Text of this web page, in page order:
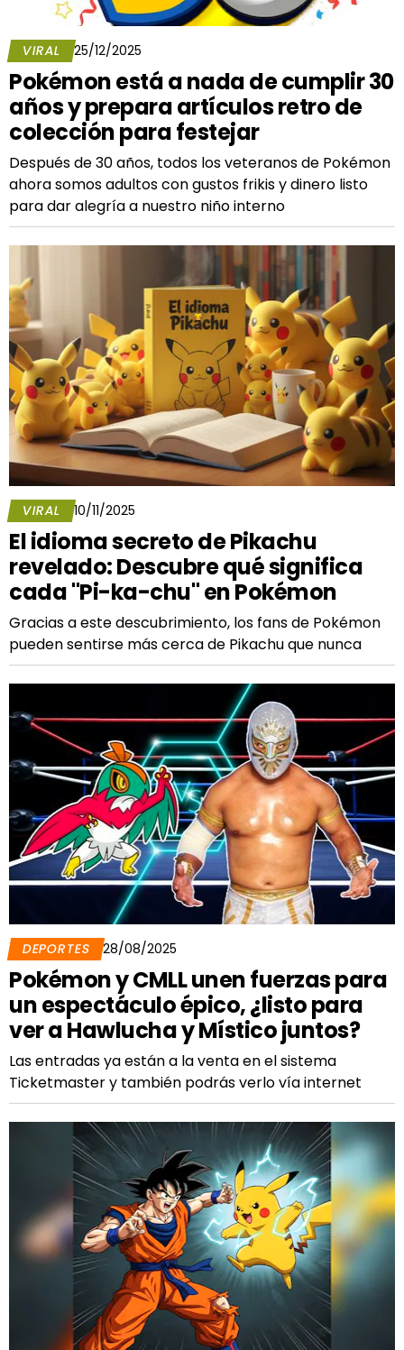
VIRAL 25/12/2025
Pokémon está a nada de cumplir 30
años y prepara artículos retro de
colección para festejar
Después de 30 años, todos los veteranos de Pokémon
ahora somos adultos con gustos frikis y dinero listo
para dar alegría a nuestro niño interno
VIRAL 10/11/2025
El idioma secreto de Pikachu
revelado: Descubre qué significa
cada "Pi-ka-chu" en Pokémon
Gracias a este descubrimiento, los fans de Pokémon
pueden sentirse más cerca de Pikachu que nunca
DEPORTES 28/08/2025
Pokémon y CMLL unen fuerzas para
un espectáculo épico, ¿listo para
ver a Hawlucha y Místico juntos?
Las entradas ya están a la venta en el sistema
Ticketmaster y también podrás verlo vía internet